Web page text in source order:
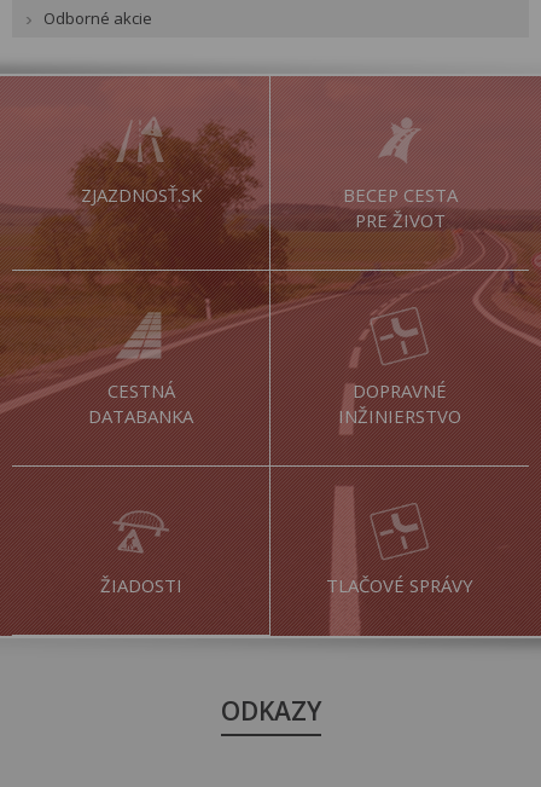
Odborné akcie
ZJAZDNOSŤ.SK
BECEP CESTA
PRE ŽIVOT
CESTNÁ
DATABANKA
DOPRAVNÉ
INŽINIERSTVO
ŽIADOSTI TLAČOVÉ SPRÁVY
ODKAZY